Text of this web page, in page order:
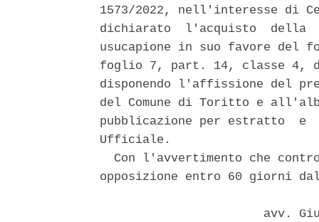
1573/2022, nell'interesse di
dichiarato  l'acquisto  della
usucapione in suo favore del
foglio 7, part. 14, classe 4,
disponendo l'affissione del
del Comune di Toritto e
pubblicazione per estratto
Ufficiale.
Con l'avvertimento che
opposizione entro 60 giorni
avv.